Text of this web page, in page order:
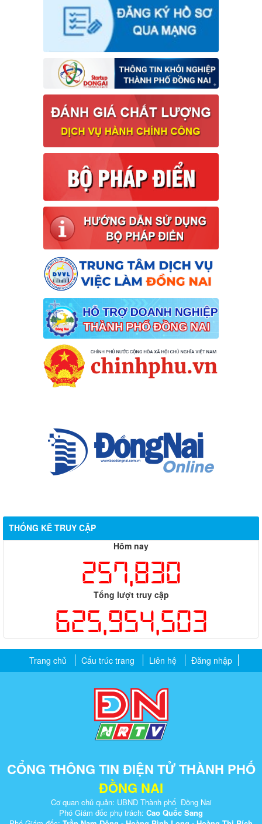
THỐNG KÊ TRUY CẬP
Hôm nay
257,830
Tổng lượt truy cập
625,954,503
Trang chủ Cấu trúc trang Liên hệ Đăng nhập
CỔNG THÔNG TIN ĐIỆN TỬ THÀNH PHỐ
ĐỒNG NAI
Cơ quan chủ quản: UBND Thành phố Đồng Nai
Phó Giám đốc phụ trách: Cao Quốc Sang